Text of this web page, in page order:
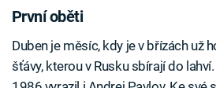
První oběti
Duben je měsíc, kdy je v břízách už
šťávy, kterou v Rusku sbírají do